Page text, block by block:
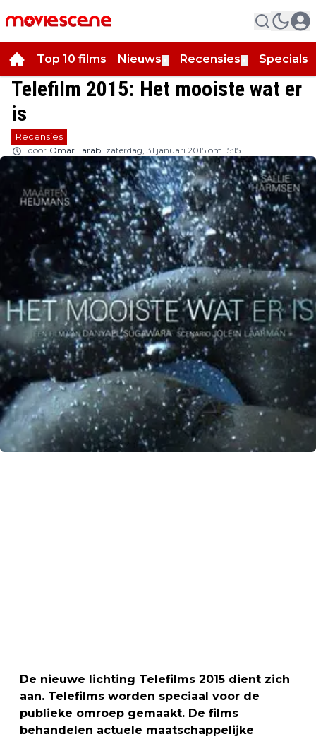
Top 10 films Nieuws Recensies Specials
Telefilm 2015: Het mooiste wat er
is
Recensies
door Omar Larabi zaterdag, 31 januari 2015 om 15:15
De nieuwe lichting Telefilms 2015 dient zich
aan. Telefilms worden speciaal voor de
publieke omroep gemaakt. De films
behandelen actuele maatschappelijke